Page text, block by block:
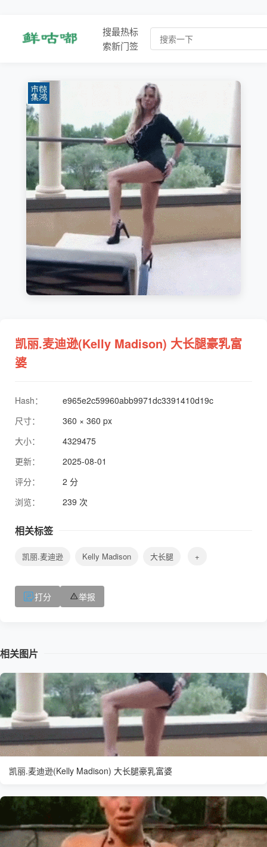
搜
索
最
新
热
门
标
签
凯丽.麦迪逊(Kelly Madison) 大长腿豪乳富
婆
Hash：
e965e2c59960abb9971dc3391410d19c
尺寸：
360 × 360 px
大小：
4329475
更新：
2025-08-01
评分：
2 分
浏览：
239 次
相关标签
凯丽.麦迪逊 Kelly Madison 大长腿 +
打分 举报
相关图片
凯丽.麦迪逊(Kelly Madison) 大长腿豪乳富婆